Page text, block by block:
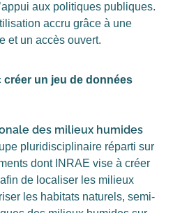
aux politiques publiques.
accru grâce à une
et un accès ouvert.
créer un jeu de données
des milieux humides
pluridisciplinaire réparti sur
dont INRAE vise à créer
de localiser les milieux
les habitats naturels, semi-